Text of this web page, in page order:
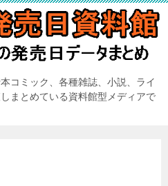
コミック、各種雑誌、小説、ライ
まとめている資料館型メディアで